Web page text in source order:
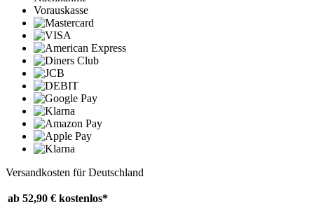
Vorauskasse
Versandkosten für Deutschland
ab 52,90 € kostenlos*